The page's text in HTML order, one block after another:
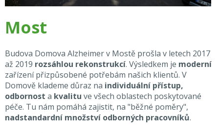
Most
Budova Domova Alzheimer v Mostě prošla v letech 2017
až 2019 rozsáhlou rekonstrukcí. Výsledkem je moderní
zařízení přizpůsobené potřebám našich klientů. V
Domově klademe důraz na individuální přístup,
odbornost a kvalitu ve všech oblastech poskytované
péče. Tu nám pomáhá zajistit, na "běžné poměry",
nadstandardní množství odborných pracovníků.